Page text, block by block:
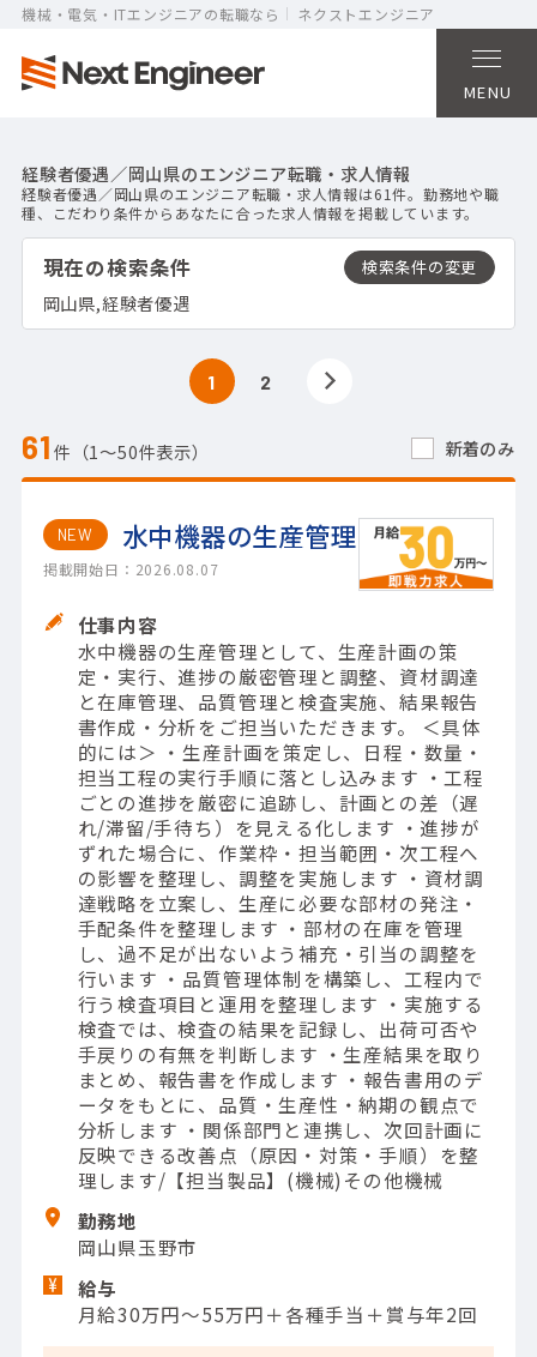
機械・電気・ITエンジニアの転職なら ネクストエンジニア
MENU
経験者優遇／岡山県のエンジニア転職・求人情報
経験者優遇／岡山県のエンジニア転職・求人情報は61件。勤務地や職
種、こだわり条件からあなたに合った求人情報を掲載しています。
現在の検索条件
岡山県,経験者優遇
61件（1〜50件表示） 新着のみ
1 2
NEW 水中機器の生産管理
掲載開始日：2026.08.07
仕事内容
水中機器の生産管理として、生産計画の策
定・実行、進捗の厳密管理と調整、資材調達
と在庫管理、品質管理と検査実施、結果報告
書作成・分析をご担当いただきます。 ＜具体
的には＞ ・生産計画を策定し、日程・数量・
担当工程の実行手順に落とし込みます ・工程
ごとの進捗を厳密に追跡し、計画との差（遅
れ/滞留/手待ち）を見える化します ・進捗が
ずれた場合に、作業枠・担当範囲・次工程へ
の影響を整理し、調整を実施します ・資材調
達戦略を立案し、生産に必要な部材の発注・
手配条件を整理します ・部材の在庫を管理
し、過不足が出ないよう補充・引当の調整を
行います ・品質管理体制を構築し、工程内で
行う検査項目と運用を整理します ・実施する
検査では、検査の結果を記録し、出荷可否や
手戻りの有無を判断します ・生産結果を取り
まとめ、報告書を作成します ・報告書用のデ
ータをもとに、品質・生産性・納期の観点で
分析します ・関係部門と連携し、次回計画に
反映できる改善点（原因・対策・手順）を整
理します/【担当製品】(機械)その他機械
勤務地
岡山県玉野市
給与
月給30万円～55万円＋各種手当＋賞与年2回